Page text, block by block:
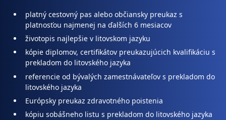
platný cestovný pas alebo občiansky preukaz s
platnosťou najmenej na ďalších 6 mesiacov
životopis najlepšie v litovskom jazyku
kópie diplomov, certifikátov preukazujúcich kvalifikáciu s
prekladom do litovského jazyka
referencie od bývalých zamestnávateľov s prekladom do
litovského jazyka
Európsky preukaz zdravotného poistenia
kópiu sobášneho listu s prekladom do litovského jazyka